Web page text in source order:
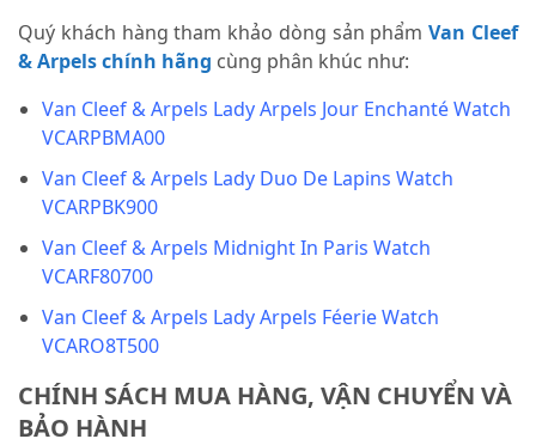
Quý khách hàng tham khảo dòng sản phẩmVan Cleef
& Arpels chính hãng cùng phân khúc như:
Van Cleef & Arpels Lady Arpels Jour Enchanté Watch
VCARPBMA00
Van Cleef & Arpels Lady Duo De Lapins Watch
VCARPBK900
Van Cleef & Arpels Midnight In Paris Watch
VCARF80700
Van Cleef & Arpels Lady Arpels Féerie Watch
VCARO8T500
CHÍNH SÁCH MUA HÀNG, VẬN CHUYỂN VÀ
BẢO HÀNH